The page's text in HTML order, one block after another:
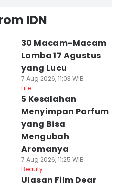
IDN
30 Macam-Macam
Lomba 17 Agustus
yang Lucu
7 Aug 2026, 11:03 WIB
Life
5 Kesalahan
Menyimpan Parfum
yang Bisa
Mengubah
Aromanya
7 Aug 2026, 11:25 WIB
Beauty
Ulasan Film Dear